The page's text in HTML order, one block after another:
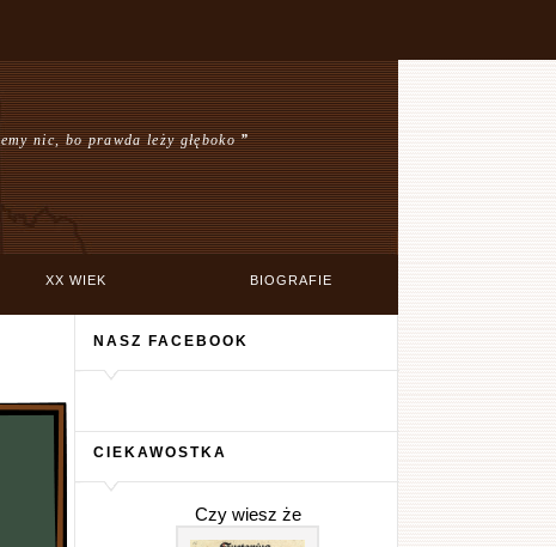
nic, bo prawda leży głęboko”
XX WIEK BIOGRAFIE
NASZ FACEBOOK
CIEKAWOSTKA
Czy wiesz że